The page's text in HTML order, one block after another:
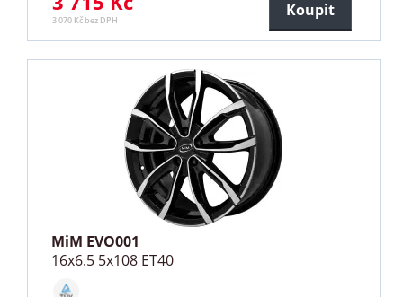
3 070 Kč bez DPH
Koupit
MiM EVO001
16x6.5 5x108 ET40